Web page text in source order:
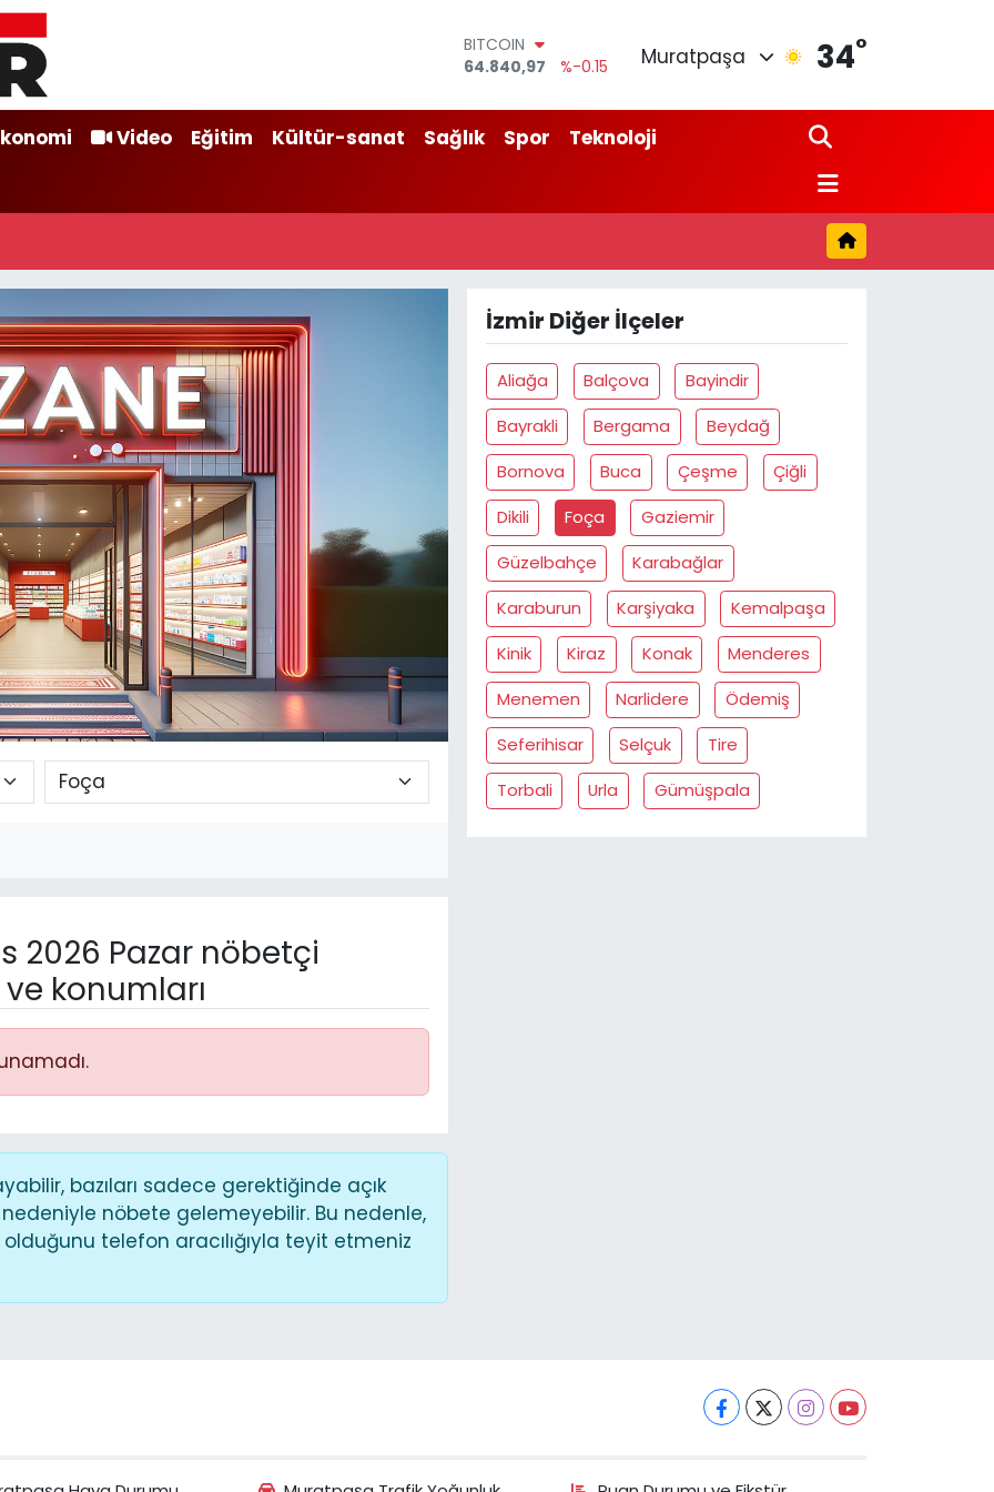
BITCOIN
64.840,97
%-0.15
47,7436
%0.18
EURO
55,2510
BİST100
Muratpaşa 34°
Video Eğitim Kültür-sanat Sağlık Spor
Teknoloji
2026 Pazar nöbetçi
konumları
bazıları sadece gerektiğinde açık
nöbete gelemeyebilir. Bu nedenle,
telefon aracılığıyla teyit etmeniz
İzmir Diğer İlçeler
Aliağa Balçova
Bayindir
Bayrakli
Bergama
Beydağ
Bornova
Buca Çeşme
Çiğli
Dikili
Foça
Gaziemir
Güzelbahçe
Karabağlar
Karaburun
Karşiyaka
Kemalpaşa
Kinik
Kiraz Konak
Menderes
Menemen
Narlidere
Ödemiş
Seferihisar
Selçuk
Tire
Torbali
Urla Gümüşpala